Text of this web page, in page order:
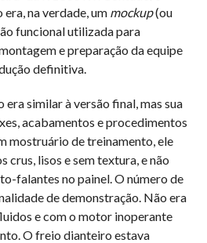
na verdade, um mockup(ou
funcional utilizada para
e preparação da equipe
definitiva.
similar à versão final, mas sua
acabamentos e procedimentos
mostruário de treinamento, ele
crus, lisos e sem textura, e não
falantes no painel. O número de
de demonstração. Não era
e com o motor inoperante
O freio dianteiro estava